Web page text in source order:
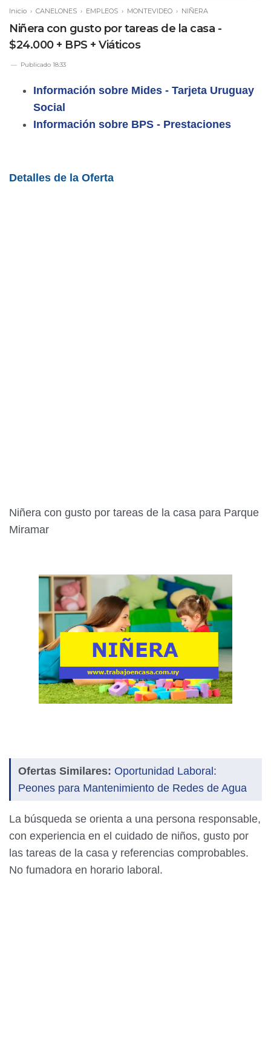
Inicio › CANELONES › EMPLEOS › MONTEVIDEO › NIÑERA
Niñera con gusto por tareas de la casa -
$24.000 + BPS + Viáticos
Publicado 18:33
Información sobre Mides - Tarjeta Uruguay
Social
Información sobre BPS - Prestaciones
Detalles de la Oferta
Niñera con gusto por tareas de la casa para Parque
Miramar
Ofertas Similares: Oportunidad Laboral:
Peones para Mantenimiento de Redes de Agua
La búsqueda se orienta a una persona responsable,
con experiencia en el cuidado de niños, gusto por
las tareas de la casa y referencias comprobables.
No fumadora en horario laboral.